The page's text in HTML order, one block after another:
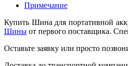
Примечание
Купить Шина для портативной
Шины от первого поставщика.
Оставьте заявку или просто